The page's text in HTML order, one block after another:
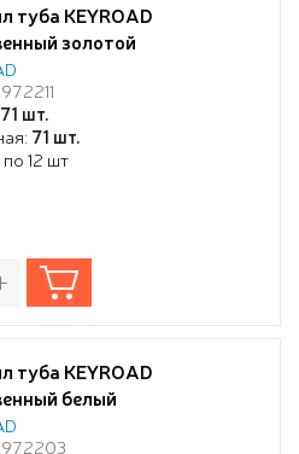
туба KEYROAD
золотой
шт.
71 шт.
12 шт
туба KEYROAD
белый